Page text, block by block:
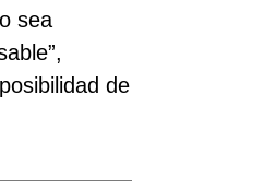
sea
de